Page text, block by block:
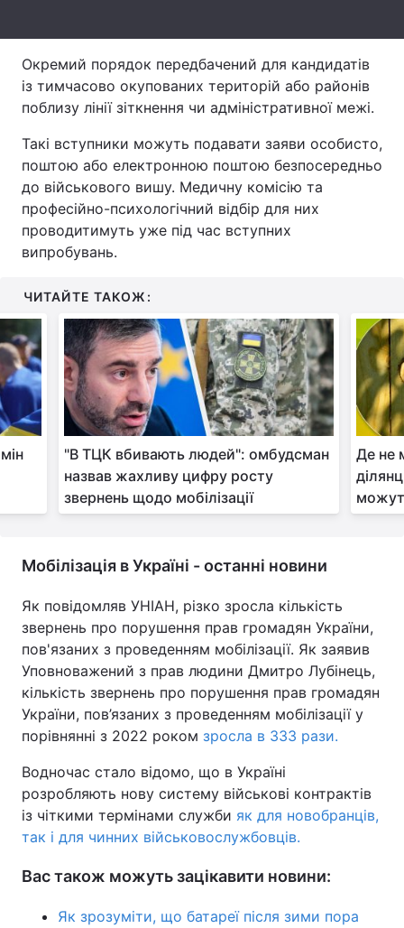
Тема оформлення
Окремий порядок передбачений для кандидатів
із тимчасово окупованих територій або районів
поблизу лінії зіткнення чи адміністративної межі.
Такі вступники можуть подавати заяви особисто,
поштою або електронною поштою безпосередньо
до військового вишу. Медичну комісію та
професійно-психологічний відбір для них
проводитимуть уже під час вступних
випробувань.
ЧИТАЙТЕ ТАКОЖ:
"В ТЦК вбивають людей": омбудсман
назвав жахливу цифру росту
звернень щодо мобілізації
Де не
Мобілізація в Україні - останні новини
Як повідомляв УНІАН, різко зросла кількість
звернень про порушення прав громадян України,
пов'язаних з проведенням мобілізації. Як заявив
Уповноважений з прав людини Дмитро Лубінець,
кількість звернень про порушення прав громадян
України, пов’язаних з проведенням мобілізації у
порівнянні з 2022 роком зросла в 333 рази.
Водночас стало відомо, що в Україні
розробляють нову систему військові контрактів
із чіткими термінами служби як для новобранців,
так і для чинних військовослужбовців.
Вас також можуть зацікавити новини:
Як зрозуміти, що батареї після зими пора